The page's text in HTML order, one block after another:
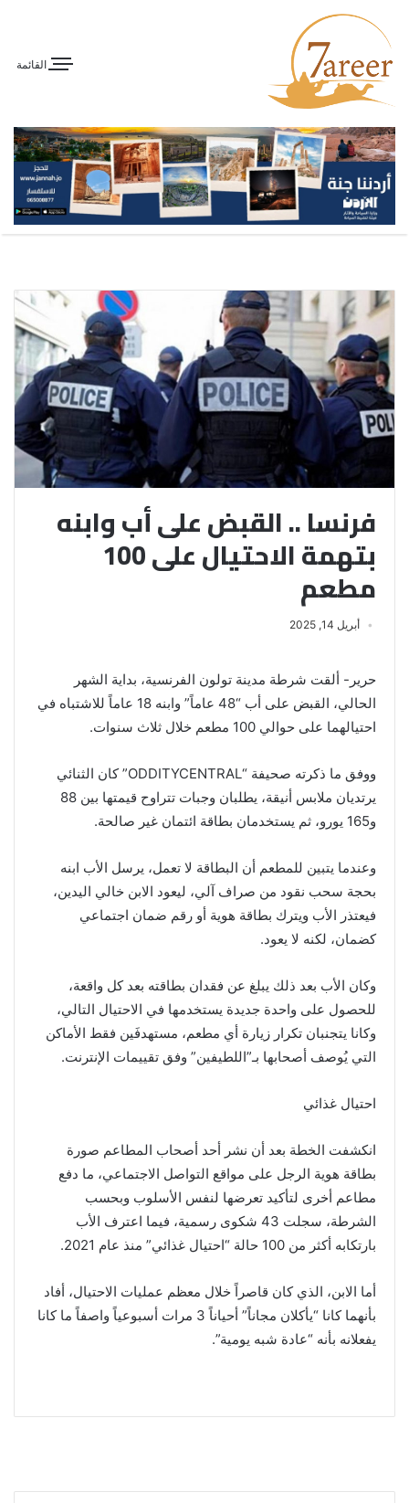
القائمة
فرنسا .. القبض على أب وابنه
بتهمة الاحتيال على 100
مطعم
أبريل 14, 2025
حرير- ألقت شرطة مدينة تولون الفرنسية، بداية الشهر
الحالي، القبض على أب “48 عاماً” وابنه 18 عاماً للاشتباه في
احتيالهما على حوالي 100 مطعم خلال ثلاث سنوات.
ووفق ما ذكرته صحيفة “ODDITYCENTRAL” كان الثنائي
يرتديان ملابس أنيقة، يطلبان وجبات تتراوح قيمتها بين 88
و165 يورو، ثم يستخدمان بطاقة ائتمان غير صالحة.
وعندما يتبين للمطعم أن البطاقة لا تعمل، يرسل الأب ابنه
بحجة سحب نقود من صراف آلي، ليعود الابن خالي اليدين،
فيعتذر الأب ويترك بطاقة هوية أو رقم ضمان اجتماعي
كضمان، لكنه لا يعود.
وكان الأب بعد ذلك يبلغ عن فقدان بطاقته بعد كل واقعة،
للحصول على واحدة جديدة يستخدمها في الاحتيال التالي،
وكانا يتجنبان تكرار زيارة أي مطعم، مستهدفَين فقط الأماكن
التي يُوصف أصحابها بـ”اللطيفين” وفق تقييمات الإنترنت.
احتيال غذائي
انكشفت الخطة بعد أن نشر أحد أصحاب المطاعم صورة
بطاقة هوية الرجل على مواقع التواصل الاجتماعي، ما دفع
مطاعم أخرى لتأكيد تعرضها لنفس الأسلوب وبحسب
الشرطة، سجلت 43 شكوى رسمية، فيما اعترف الأب
بارتكابه أكثر من 100 حالة “احتيال غذائي” منذ عام 2021.
أما الابن، الذي كان قاصراً خلال معظم عمليات الاحتيال، أفاد
بأنهما كانا “يأكلان مجاناً” أحياناً 3 مرات أسبوعياً واصفاً ما كانا
يفعلانه بأنه “عادة شبه يومية”.